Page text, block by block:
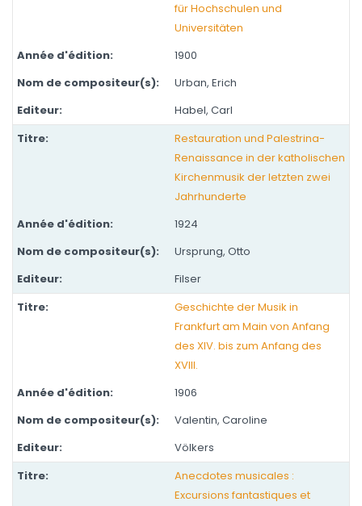
für Hochschulen und
Universitäten
1900
Urban, Erich
Habel, Carl
Restauration und Palestrina-
Renaissance in der katholischen
Kirchenmusik der letzten zwei
Jahrhunderte
1924
Ursprung, Otto
Filser
Geschichte der Musik in
Frankfurt am Main von Anfang
des XIV. bis zum Anfang des
XVIII.
1906
Valentin, Caroline
Völkers
Anecdotes musicales :
Excursions fantastiques et